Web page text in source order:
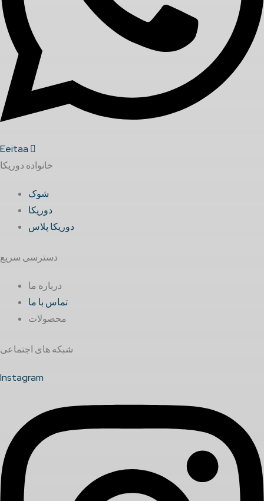
Eeitaa
خانواده دوریکا
شوک
دوریکا
دوریکا پلاس
دسترسی سریع
درباره ما
تماس با ما
محصولات
شبکه های اجتماعی
Instagram